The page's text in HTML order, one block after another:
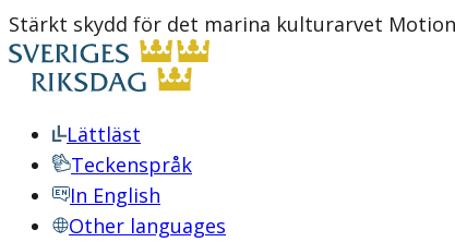
Stärkt skydd för det marina kulturarvet Motion
Lättläst
Teckenspråk
In English
Other languages